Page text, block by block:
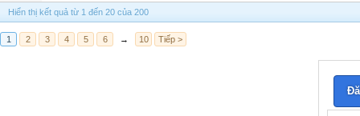
Hiển thị kết quả từ 1 đến 20 của 200
1 2 3 4 5 6 → 10 Tiếp >